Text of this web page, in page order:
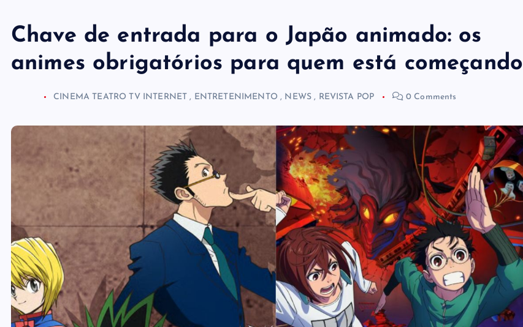
Chave de entrada para o Japão animado: os
animes obrigatórios para quem está começando
CINEMA TEATRO TV INTERNET , ENTRETENIMENTO , NEWS , REVISTA POP 0 Comments